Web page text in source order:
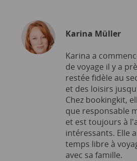
Karina Müller
Karina a
de voyage il y a
restée fidèle au
et des loisirs
Chez bookingkit,
que responsable
et est toujours à
intéressants. Elle
temps libre à
avec sa famille.